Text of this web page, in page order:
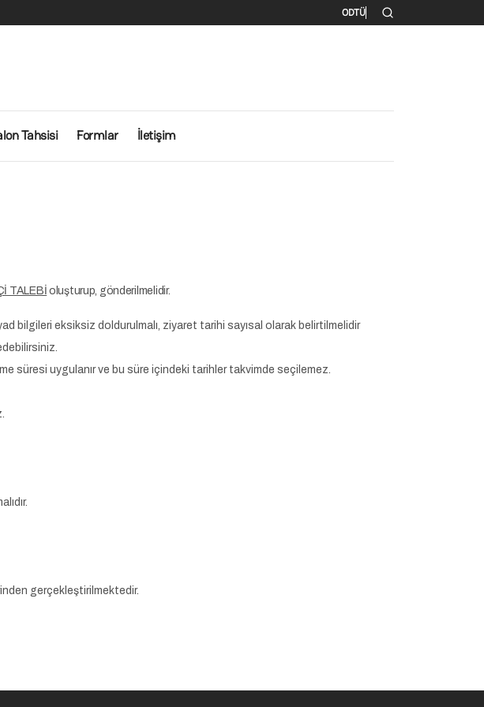
İkincil menü
ODTÜ
Tahsisi Formlar İletişim
TALEBİ oluşturup, gönderilmelidir.
bilgileri eksiksiz doldurulmalı, ziyaret tarihi sayısal olarak belirtilmelidir
süresi uygulanır ve bu süre içindeki tarihler takvimde seçilemez.
gerçekleştirilmektedir.